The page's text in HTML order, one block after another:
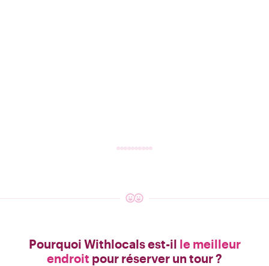
Pourquoi Withlocals est-il le meilleur
endroit pour réserver un tour ?